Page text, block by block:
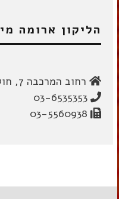
הליקון ארומה
רחוב המרכבה 7, חולון, 5885107
03-6535353
03-5560938